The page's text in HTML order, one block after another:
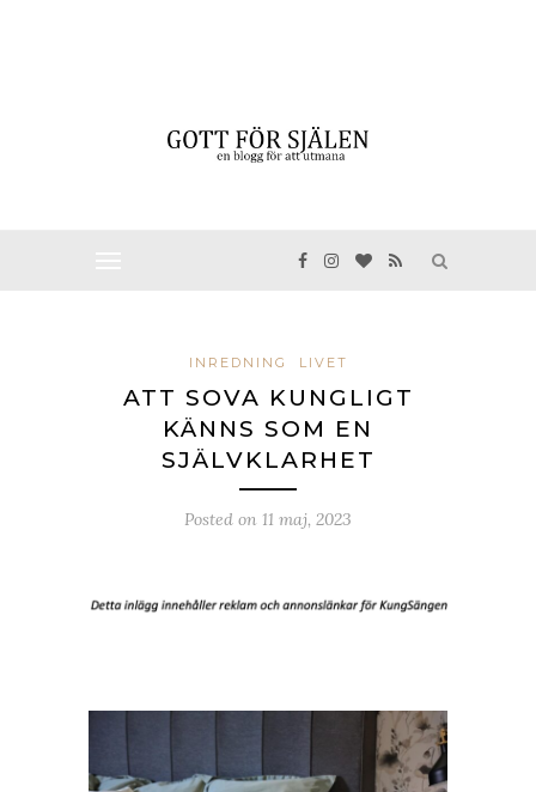
INREDNING LIVET
ATT SOVA KUNGLIGT
KÄNNS SOM EN
SJÄLVKLARHET
Posted on 11 maj, 2023